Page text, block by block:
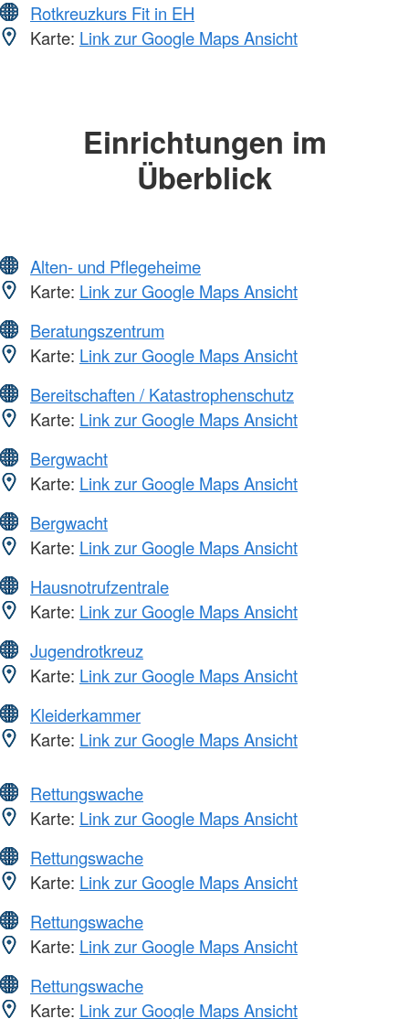
Rotkreuzkurs Fit in EH
Karte: Link zur Google Maps Ansicht
Einrichtungen im
Überblick
Alten- und Pflegeheime
Karte: Link zur Google Maps Ansicht
Beratungszentrum
Karte: Link zur Google Maps Ansicht
Bereitschaften / Katastrophenschutz
Karte: Link zur Google Maps Ansicht
Bergwacht
Karte: Link zur Google Maps Ansicht
Bergwacht
Karte: Link zur Google Maps Ansicht
Hausnotrufzentrale
Karte: Link zur Google Maps Ansicht
Jugendrotkreuz
Karte: Link zur Google Maps Ansicht
Kleiderkammer
Karte: Link zur Google Maps Ansicht
Rettungswache
Karte: Link zur Google Maps Ansicht
Rettungswache
Karte: Link zur Google Maps Ansicht
Rettungswache
Karte: Link zur Google Maps Ansicht
Rettungswache
Karte: Link zur Google Maps Ansicht